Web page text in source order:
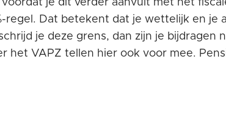
je dit verder aanvult met het
Dat betekent dat je wettelijk en je
je deze grens, dan zijn je
het VAPZ tellen hier ook voor mee.